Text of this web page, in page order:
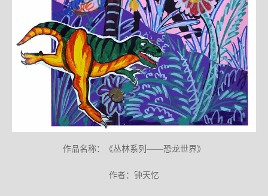
作品名称：《丛林系列——恐龙世界》
作者：钟天忆